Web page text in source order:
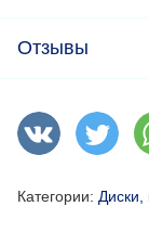
Отзывы
Категории: Диски,